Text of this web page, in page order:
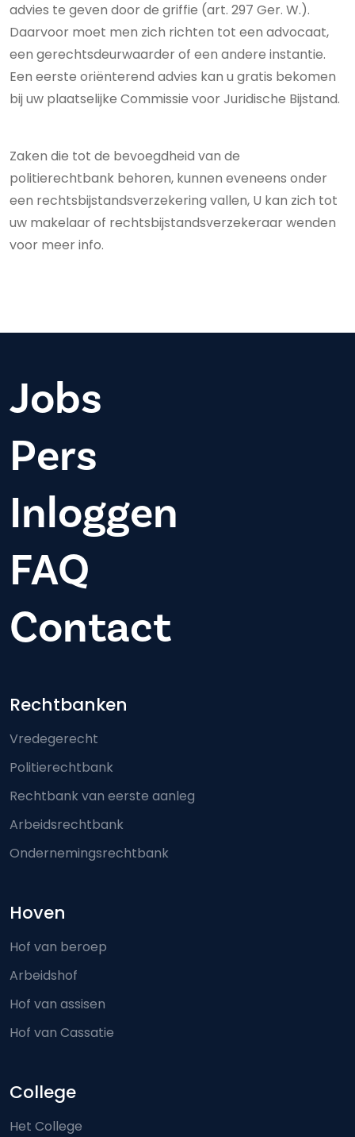
advies te geven door de griffie (art. 297 Ger. W.).
Daarvoor moet men zich richten tot een advocaat,
een gerechtsdeurwaarder of een andere instantie.
Een eerste oriënterend advies kan u gratis bekomen
bij uw plaatselijke Commissie voor Juridische Bijstand.
Zaken die tot de bevoegdheid van de
politierechtbank behoren, kunnen eveneens onder
een rechtsbijstandsverzekering vallen, U kan zich tot
uw makelaar of rechtsbijstandsverzekeraar wenden
voor meer info.
Jobs
Pers
Inloggen
FAQ
Contact
Footer-menu
Rechtbanken
Vredegerecht
Politierechtbank
Rechtbank van eerste aanleg
Arbeidsrechtbank
Ondernemingsrechtbank
Hoven
Hof van beroep
Arbeidshof
Hof van assisen
Hof van Cassatie
College
Het College